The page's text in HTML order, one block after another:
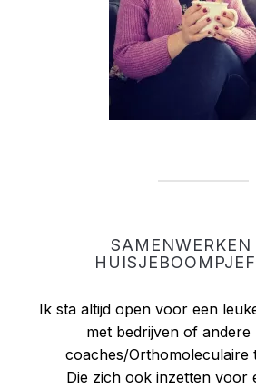
SAMENWERKEN
Ik sta altijd open voor een
met bedrijven of andere
coaches/Orthomoleculaire
Die zich ook inzetten voor